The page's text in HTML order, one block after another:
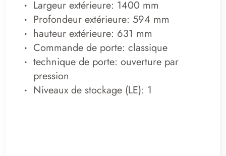
Largeur extérieure: 1400 mm
Profondeur extérieure: 594 mm
hauteur extérieure: 631 mm
Commande de porte: classique
technique de porte: ouverture par
pression
Niveaux de stockage (LE): 1